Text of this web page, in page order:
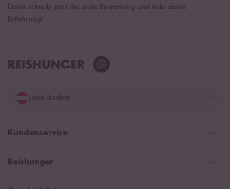
Dann schreib jetzt die erste Bewertung und teile deine
Erfahrung!
Land ändern
Deutschland
Kundenservice
Help Center und FAQ
Reishunger
Newsletter